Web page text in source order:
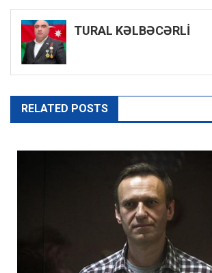
naviqasiyası
TURAL KƏLBƏCƏRLİ
RELATED POSTS